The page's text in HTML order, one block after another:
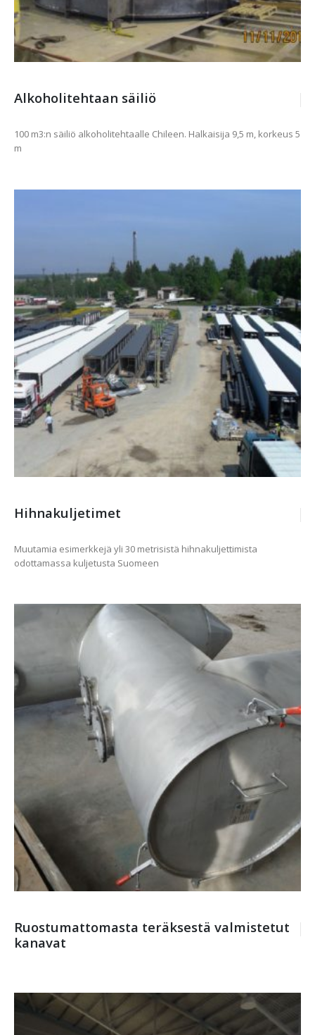
Alkoholitehtaan säiliö
100 m3:n säiliö alkoholitehtaalle Chileen. Halkaisija 9,5 m, korkeus 5
m
Hihnakuljetimet
Muutamia esimerkkejä yli 30 metrisistä hihnakuljettimista
odottamassa kuljetusta Suomeen
Ruostumattomasta teräksestä valmistetut
kanavat